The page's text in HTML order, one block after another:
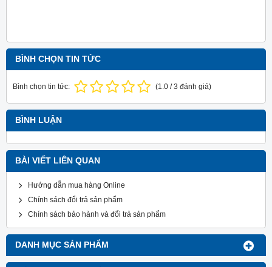
DANH MỤC SẢN PHẨM
BÌNH CHỌN TIN TỨC
Bình chọn tin tức: (1.0 /3 đánh giá)
BÌNH LUẬN
BÀI VIẾT LIÊN QUAN
Hướng dẫn mua hàng Online
Chính sách đổi trả sản phẩm
Chính sách bảo hành và đổi trả sản phẩm